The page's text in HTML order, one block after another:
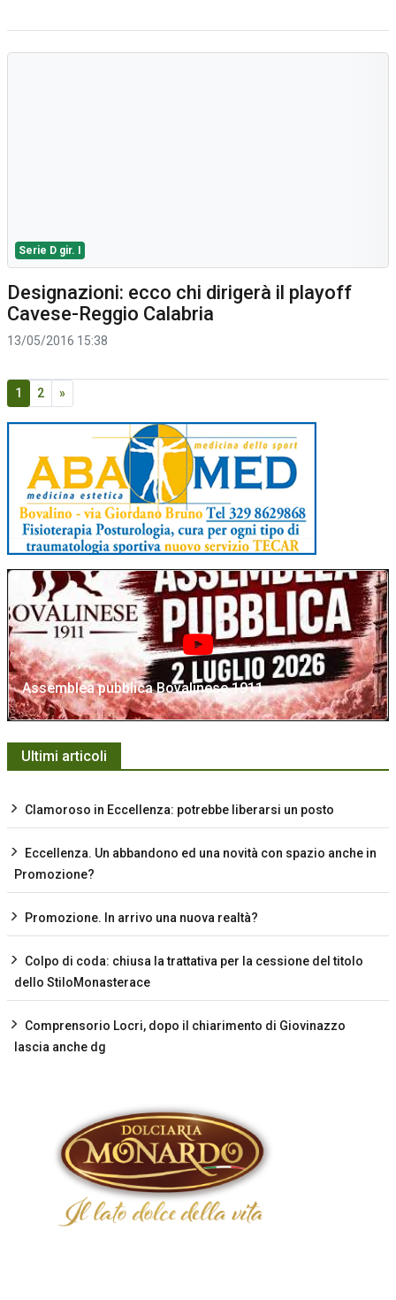
Serie D gir. I
Designazioni: ecco chi dirigerà il playoff
Cavese-Reggio Calabria
13/05/2016 15:38
1 2 »
Assemblea pubblica Bovalinese 1911
Ultimi articoli
Clamoroso in Eccellenza: potrebbe liberarsi un posto
Eccellenza. Un abbandono ed una novità con spazio anche in
Promozione?
Promozione. In arrivo una nuova realtà?
Colpo di coda: chiusa la trattativa per la cessione del titolo
dello StiloMonasterace
Comprensorio Locri, dopo il chiarimento di Giovinazzo
lascia anche dg